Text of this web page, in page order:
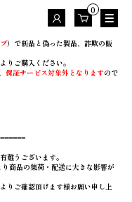
0
）で新品と偽った製品、詐欺の販
よりご購入ください。
保証サービス対象外となりますので
難うございます。
商品の集荷・配送に大きな影響が
りご確認頂けます様お願い申し上